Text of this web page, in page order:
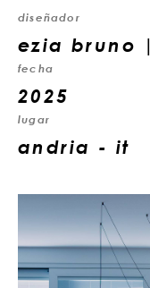
diseñador
ezia bruno
fecha
2025
lugar
andria - it